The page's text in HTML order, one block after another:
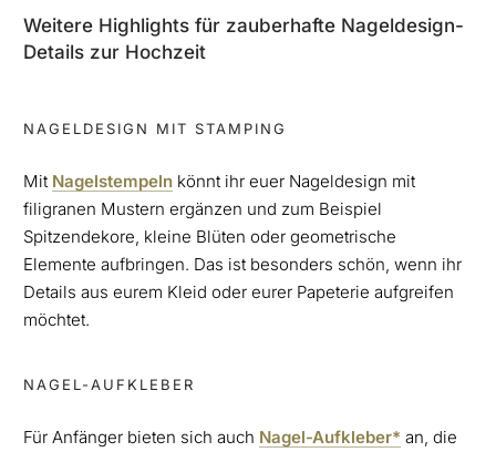
Weitere Highlights für zauberhafte Nageldesign-
Details zur Hochzeit
NAGELDESIGN MIT STAMPING
Mit Nagelstempeln könnt ihr euer Nageldesign mit
filigranen Mustern ergänzen und zum Beispiel
Spitzendekore, kleine Blüten oder geometrische
Elemente aufbringen. Das ist besonders schön, wenn ihr
Details aus eurem Kleid oder eurer Papeterie aufgreifen
möchtet.
NAGEL-AUFKLEBER
Für Anfänger bieten sich auch Nagel-Aufkleber* an, die